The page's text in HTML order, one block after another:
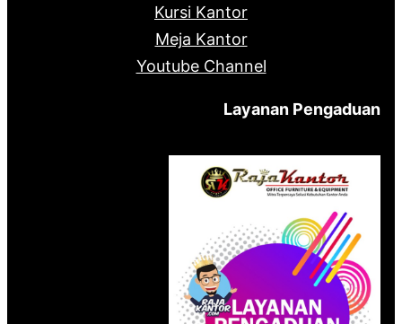
Kursi Kantor
Meja Kantor
Youtube Channel
Layanan Pengaduan